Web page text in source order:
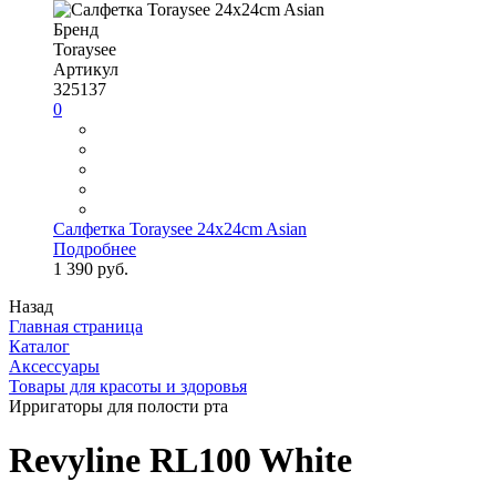
Бренд
Toraysee
Артикул
325137
0
Салфетка Toraysee 24x24cm Asian
Подробнее
1 390 руб.
Назад
Главная страница
Каталог
Аксессуары
Товары для красоты и здоровья
Ирригаторы для полости рта
Revyline RL100 White